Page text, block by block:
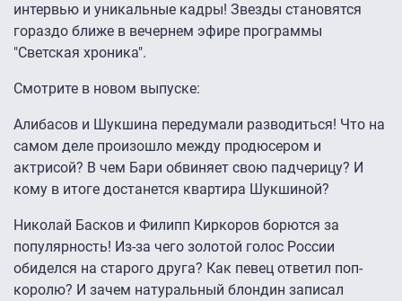
интервью и уникальные кадры! Звезды становятся
гораздо ближе в вечернем эфире программы
"Светская хроника".
Смотрите в новом выпуске:
Алибасов и Шукшина передумали разводиться! Что на
самом деле произошло между продюсером и
актрисой? В чем Бари обвиняет свою падчерицу? И
кому в итоге достанется квартира Шукшиной?
Николай Басков и Филипп Киркоров борются за
популярность! Из-за чего золотой голос России
обиделся на старого друга? Как певец ответил поп-
королю? И зачем натуральный блондин записал